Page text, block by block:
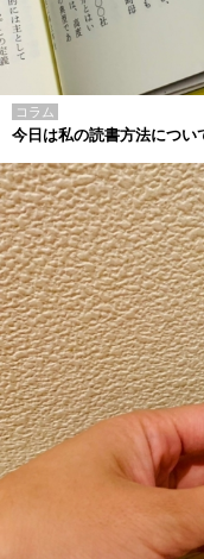
コラム
今日は私の読書方法につい